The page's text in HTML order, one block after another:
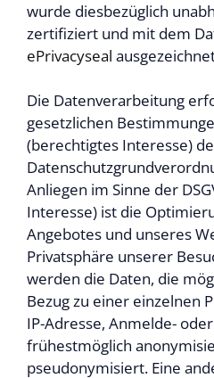
wurde diesbezüglich
zertifiziert und mit dem
ePrivacyseal
Die Datenverarbeitung
gesetzlichen
(berechtigtes Interesse)
Anliegen im Sinne der
Interesse) ist die
Angebotes und unseres
Privatsphäre unserer
werden die Daten, die
Bezug zu einer einzelnen
IP-Adresse, Anmelde-
frühestmöglich
pseudonymisiert. Eine